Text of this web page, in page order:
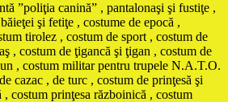
”poliţia canină” , pantalonaşi şi fustiţe ,
şi fetiţe , costume de epocă ,
tirolez , costum de sport , costum de
, costum de ţigancă şi ţigan , costum de
, costum militar pentru trupele N.A.T.O.
cazac , de turc , costum de prinţesă şi
costum prinţesa războinică , costum